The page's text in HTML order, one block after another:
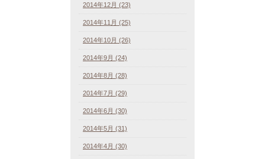
2014年12月 (23)
2014年11月 (25)
2014年10月 (26)
2014年9月 (24)
2014年8月 (28)
2014年7月 (29)
2014年6月 (30)
2014年5月 (31)
2014年4月 (30)